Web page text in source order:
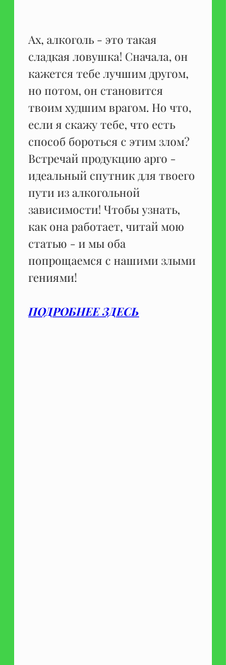
Ах, алкоголь - это такая
сладкая ловушка! Сначала, он
кажется тебе лучшим другом,
но потом, он становится
твоим худшим врагом. Но что,
если я скажу тебе, что есть
способ бороться с этим злом?
Встречай продукцию арго -
идеальный спутник для твоего
пути из алкогольной
зависимости! Чтобы узнать,
как она работает, читай мою
статью - и мы оба
попрощаемся с нашими злыми
гениями!
ПОДРОБНЕЕ ЗДЕСЬ